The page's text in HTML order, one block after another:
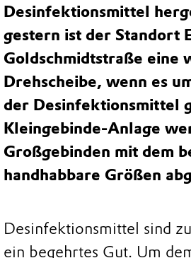
Desinfektionsmittel
gestern ist der Standort
Goldschmidtstraße eine
Drehscheibe, wenn es
der Desinfektionsmittel
Kleingebinde-Anlage
Großgebinden mit dem
handhabbare Größen
Desinfektionsmittel sind
ein begehrtes Gut. Um